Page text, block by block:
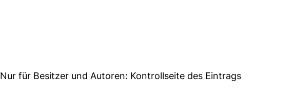
Nur für Besitzer und Autoren: Kontrollseite des Eintrags